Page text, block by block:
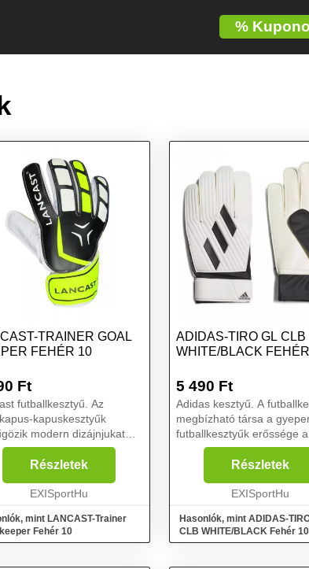
%
TRAINER GOAL
FEHÉR 10
Ft
futballkesztyű. Az
kapuskesztyűk
modern dizájnjukat
sárga és fehér színben. A
bőr tenyérre jó
jellemző. A csuklón
állítható pánt találh...
Részletek
EXISportHu
mint LANCAST-Trainer
Fehér 10
ADIDAS-TIRO GL CLB
WHITE/BLACK
5 490 Ft
Adidas kesztyű. A
megbízható társa a
futballkesztyűk erőssége
mm vastag párnázás. A
tenyér Soft Grip a
kapuskesztyűknél is pluszt
amely remek fogást biztos...
Részletek
EXISportHu
Hasonlók, mint ADIDAS-
CLB WHITE/BLACK Fehér 10